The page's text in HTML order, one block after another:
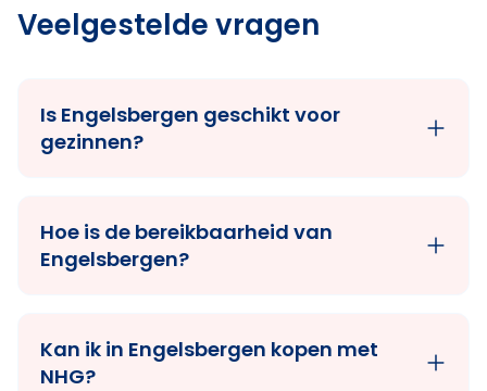
Veelgestelde vragen
Is Engelsbergen geschikt voor
gezinnen?
Hoe is de bereikbaarheid van
Engelsbergen?
Kan ik in Engelsbergen kopen met
NHG?